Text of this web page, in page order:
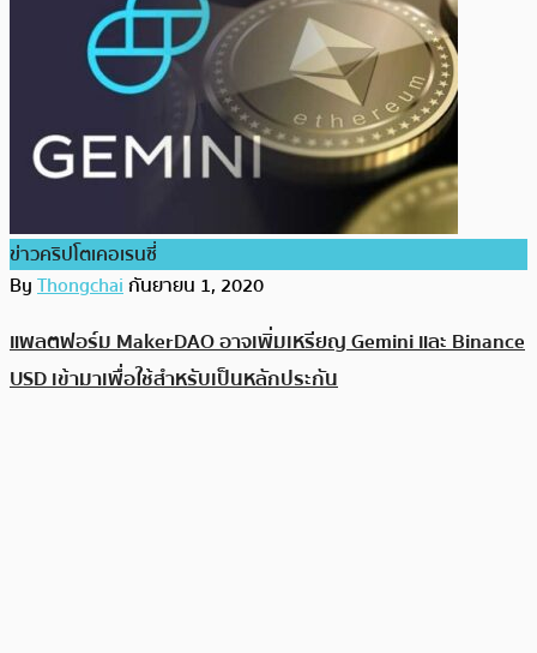
ข่าวคริปโตเคอเรนซี่
ByThongchaiกันยายน 1, 2020
แพลตฟอร์ม MakerDAO อาจเพิ่มเหรียญ Gemini และ Binance
USD เข้ามาเพื่อใช้สำหรับเป็นหลักประกัน